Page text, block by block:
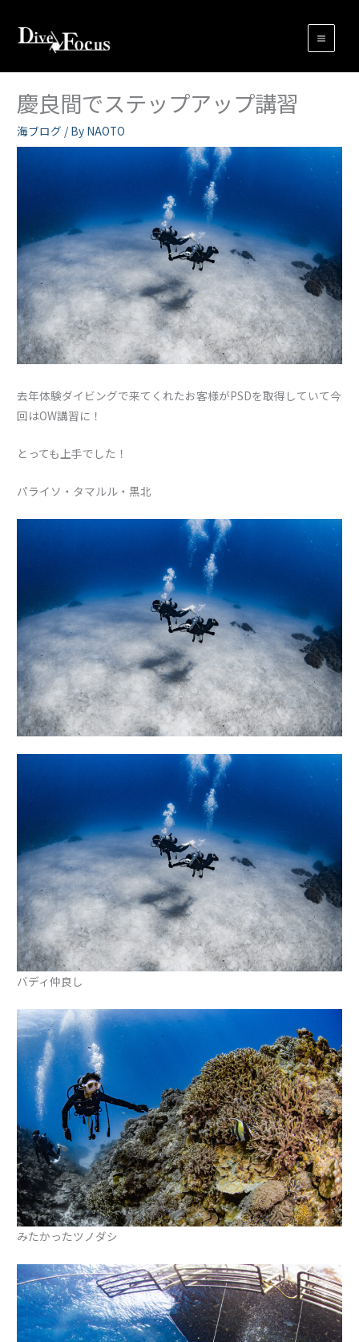
ス
慶良間でステップアップ講習
海ブログ / By NAOTO
去年体験ダイビングで来てくれたお客様がPSDを取得していて今
回はOW講習に！
とっても上手でした！
パライソ・タマルル・黒北
バディ仲良し
みたかったツノダシ